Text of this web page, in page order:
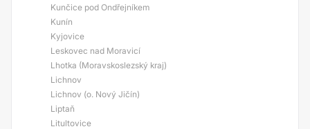
Kunčice pod Ondřejníkem
Kunín
Kyjovice
Leskovec nad Moravicí
Lhotka (Moravskoslezský kraj)
Lichnov
Lichnov (o. Nový Jičín)
Liptaň
Litultovice